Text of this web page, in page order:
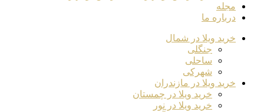
مجله
درباره ما
خرید ویلا در شمال
جنگلی
ساحلی
شهرکی
خرید ویلا در مازندران
خرید ویلا در چمستان
خرید ویلا در نور